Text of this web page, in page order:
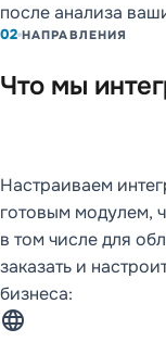
после анализа
02 НАПРАВЛЕНИЯ
Что мы
Настраиваем
готовым модулем,
в том числе для
заказать и
бизнеса:
language